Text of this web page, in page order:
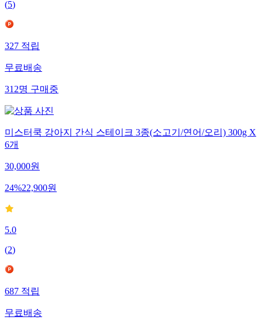
(5)
327적립
무료배송
312명구매중
미스터쿡 강아지 간식 스테이크 3종(소고기/연어/오리) 300g X
6개
30,000원
24%22,900원
5.0
(2)
687적립
무료배송